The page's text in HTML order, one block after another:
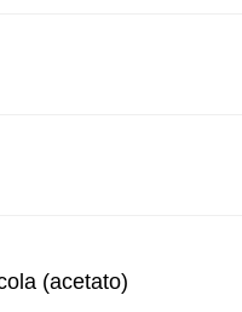
(acetato)